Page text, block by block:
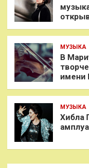
МУЗЫКА
В
имени
МУЗЫКА
Хибла
амплуа